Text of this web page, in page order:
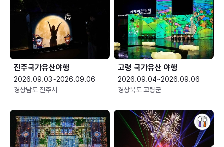
진주국가유산야행
2026.09.03~2026.09.06
경상남도 진주시
고령 국가유산 야행
2026.09.04~2026.09.06
경상북도 고령군